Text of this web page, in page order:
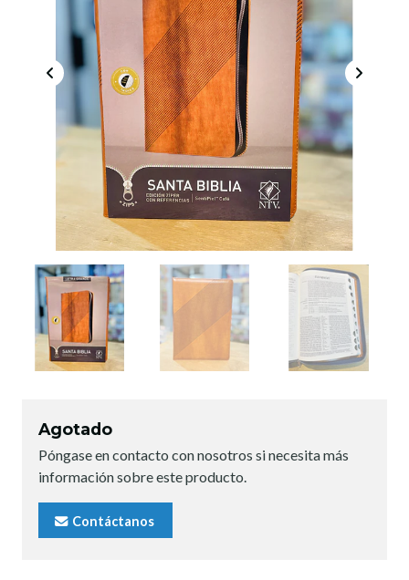
Agotado
Póngase en contacto con nosotros si necesita más
información sobre este producto.
Contáctanos